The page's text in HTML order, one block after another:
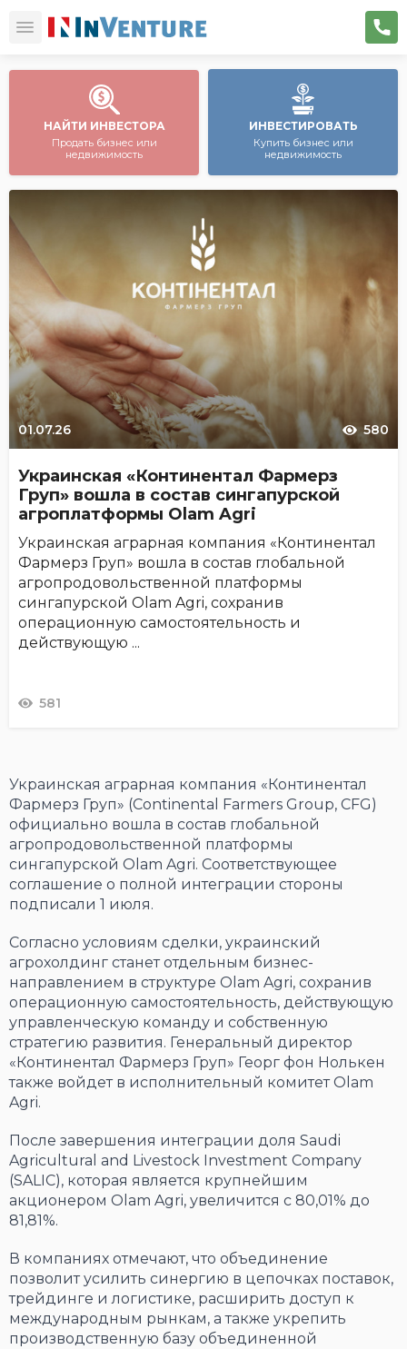
НАЙТИ ИНВЕСТОРА
Продать бизнес или
недвижимость
ИНВЕСТИРОВАТЬ
Купить бизнес или
недвижимость
01.07.26 580
Украинская «Континентал Фармерз
Груп» вошла в состав сингапурской
агроплатформы Olam Agri
Украинская аграрная компания «Континентал
Фармерз Груп» вошла в состав глобальной
агропродовольственной платформы
сингапурской Olam Agri, сохранив
операционную самостоятельность и
действующую ...
581
Украинская аграрная компания «Континентал
Фармерз Груп» (Continental Farmers Group, CFG)
официально вошла в состав глобальной
агропродовольственной платформы
сингапурской Olam Agri. Соответствующее
соглашение о полной интеграции стороны
подписали 1 июля.
Согласно условиям сделки, украинский
агрохолдинг станет отдельным бизнес-
направлением в структуре Olam Agri, сохранив
операционную самостоятельность, действующую
управленческую команду и собственную
стратегию развития. Генеральный директор
«Континентал Фармерз Груп» Георг фон Нолькен
также войдет в исполнительный комитет Olam
Agri.
После завершения интеграции доля Saudi
Agricultural and Livestock Investment Company
(SALIC), которая является крупнейшим
акционером Olam Agri, увеличится с 80,01% до
81,81%.
В компаниях отмечают, что объединение
позволит усилить синергию в цепочках поставок,
трейдинге и логистике, расширить доступ к
международным рынкам, а также укрепить
производственную базу объединенной